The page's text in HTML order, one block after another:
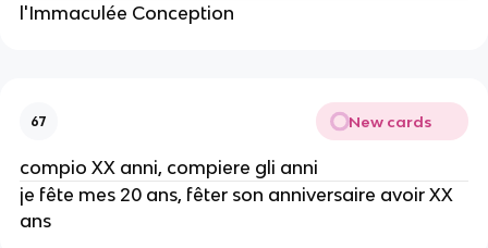
l'Immaculée Conception
67 New cards
compio XX anni, compiere gli anni
je fête mes 20 ans, fêter son anniversaire avoir XX
ans